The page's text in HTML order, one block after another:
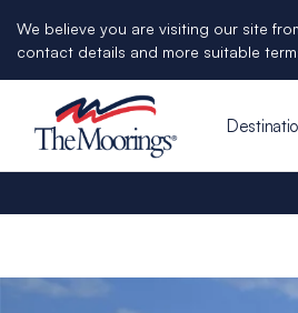
We believe you are visiting our site
contact details and more suitable